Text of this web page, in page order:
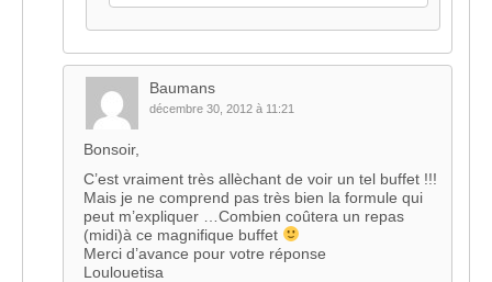
Baumans
décembre 30, 2012 à 11:21
Bonsoir,
C’est vraiment très allèchant de voir un tel buffet !!!
Mais je ne comprend pas très bien la formule qui
peut m’expliquer …Combien coûtera un repas
(midi)à ce magnifique buffet
Merci d’avance pour votre réponse
Loulouetisa